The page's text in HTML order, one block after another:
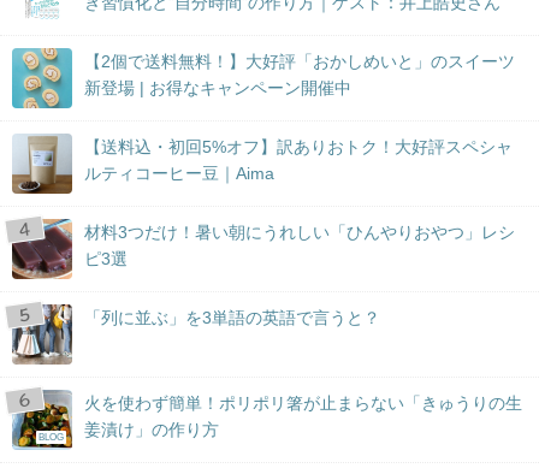
【2個で送料無料！】大好評「おかしめいと」のスイーツ
新登場 | お得なキャンペーン開催中
【送料込・初回5%オフ】訳ありおトク！大好評スペシャ
ルティコーヒー豆｜Aima
材料3つだけ！暑い朝にうれしい「ひんやりおやつ」レシ
ピ3選
「列に並ぶ」を3単語の英語で言うと？
BLOG
火を使わず簡単！ポリポリ箸が止まらない「きゅうりの生
姜漬け」の作り方